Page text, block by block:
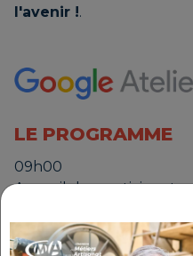
l'avenir !.
LE PROGRAMME
09h00
Accueil des participants